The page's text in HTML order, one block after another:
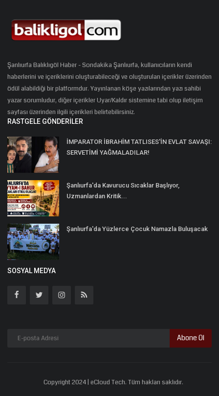
Şanlıurfa Balıklıgöl Haber - Sondakika Şanlıurfa, kullanıcıların kendi
haberlerini ve içeriklerini oluşturabileceği ve oluşturulan içerikler üzerinden
ödül alabildiği bir platformdur. Yayınlanan köşe yazılarından yazı sahibi
yazar sorumludur, diğer içerikler Uyar/Kaldır sistemine tabi olup iletişim
sayfası üzerinden ilgili içerikleri belirtebilirsiniz.
RASTGELE GÖNDERILER
İMPARATOR İBRAHİM TATLISES'İN EVLAT SAVAŞI:
SERVETİMİ YAĞMALADILAR!
Şanlıurfa'da Kavurucu Sıcaklar Başlıyor,
Uzmanlardan Kritik...
Şanlıurfa'da Yüzlerce Çocuk Namazla Buluşacak
SOSYAL MEDYA
Abone Ol
Copyright 2024 | eCloud Tech. Tüm hakları saklıdır.